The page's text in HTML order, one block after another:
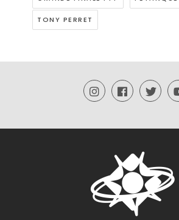
TONY PERRET